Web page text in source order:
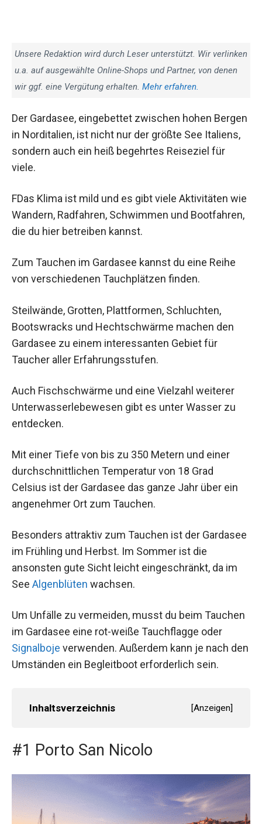
Unsere Redaktion wird durch Leser unterstützt. Wir verlinken
u.a. auf ausgewählte Online-Shops und Partner, von denen
wir ggf. eine Vergütung erhalten. Mehr erfahren.
Der Gardasee, eingebettet zwischen hohen Bergen
in Norditalien, ist nicht nur der größte See Italiens,
sondern auch ein heiß begehrtes Reiseziel für
viele.
FDas Klima ist mild und es gibt viele Aktivitäten wie
Wandern, Radfahren, Schwimmen und Bootfahren,
die du hier betreiben kannst.
Zum Tauchen im Gardasee kannst du eine Reihe
von verschiedenen Tauchplätzen finden.
Steilwände, Grotten, Plattformen, Schluchten,
Bootswracks und Hechtschwärme machen den
Gardasee zu einem interessanten Gebiet für
Taucher aller Erfahrungsstufen.
Auch Fischschwärme und eine Vielzahl weiterer
Unterwasserlebewesen gibt es unter Wasser zu
entdecken.
Mit einer Tiefe von bis zu 350 Metern und einer
durchschnittlichen Temperatur von 18 Grad
Celsius ist der Gardasee das ganze Jahr über ein
angenehmer Ort zum Tauchen.
Besonders attraktiv zum Tauchen ist der Gardasee
im Frühling und Herbst. Im Sommer ist die
ansonsten gute Sicht leicht eingeschränkt, da im
See Algenblüten wachsen.
Um Unfälle zu vermeiden, musst du beim Tauchen
im Gardasee eine rot-weiße Tauchflagge oder
Signalboje verwenden. Außerdem kann je nach den
Umständen ein Begleitboot erforderlich sein.
Inhaltsverzeichnis [Anzeigen]
#1 Porto San Nicolo